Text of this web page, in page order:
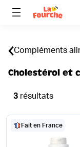
Compléments
Cholestérol et
3 résultats
Fait en France